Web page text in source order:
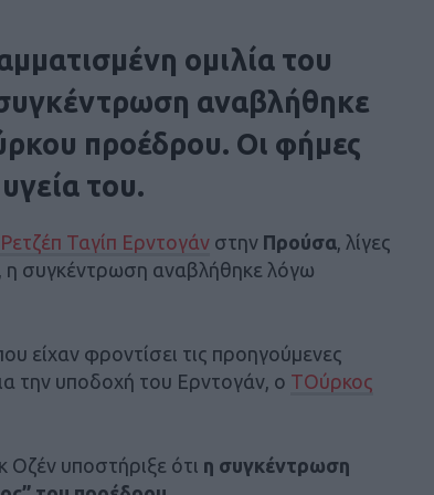
ομιλία του
αναβλήθηκε
προέδρου. Οι φήμες
του.
Ρετζέπ Ταγίπ Ερντογάν στην Προύσα, λίγες
η συγκέντρωση αναβλήθηκε λόγω
είχαν φροντίσει τις προηγούμενες
την υποδοχή του Ερντογάν, ο ΤΟύρκος
Οζέν υποστήριξε ότι η συγκέντρωση